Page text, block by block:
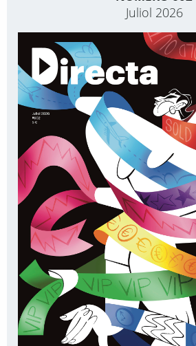
Juliol 2026